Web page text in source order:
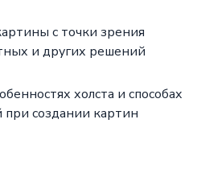
с точки зрения
и других решений
холста и способах
при создании картин